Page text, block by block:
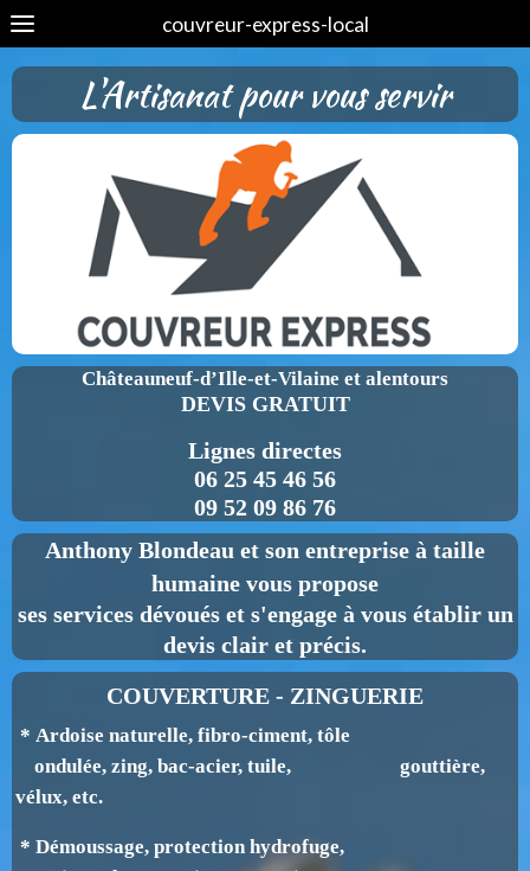
couvreur-express-local
L'Artisanat pour vous servir
Châteauneuf-d’Ille-et-Vilaine et alentours
DEVIS GRATUIT
Lignes directes
06 25 45 46 56
09 52 09 86 76
Anthony Blondeau et son entreprise à taille
humaine vous propose
ses services dévoués et s'engage à vous établir un
devis clair et précis.
COUVERTURE - ZINGUERIE
* Ardoise naturelle, fibro-ciment, tôle
ondulée, zing, bac-acier, tuile, gouttière,
vélux, etc.
* Démoussage, protection hydrofuge,